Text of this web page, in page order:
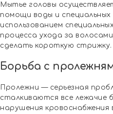
Мытье головы
помощи воды и специальных
использованием
процесса ухода за
сделать короткую стрижку.
Борьба с
Пролежни — серьезная
сталкиваются все лежачие
нарушения кровоснабжения